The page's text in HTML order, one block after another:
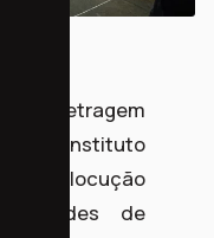
metragem
do Instituto
interlocução
de